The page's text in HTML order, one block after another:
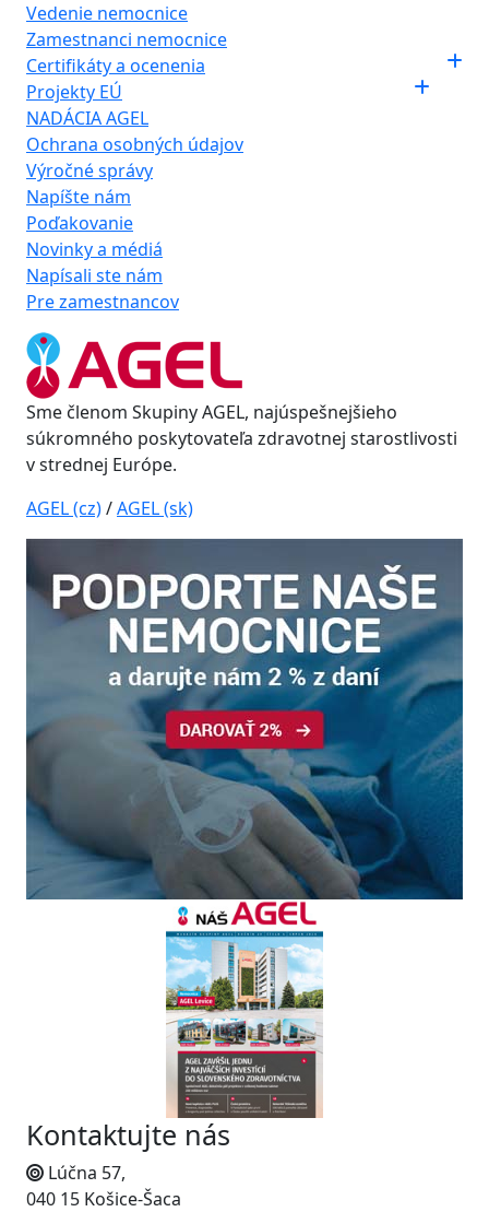
Vedenie nemocnice
Zamestnanci nemocnice
Certifikáty a ocenenia
Projekty EÚ
NADÁCIA AGEL
Ochrana osobných údajov
Výročné správy
Napíšte nám
Poďakovanie
Novinky a médiá
Napísali ste nám
Pre zamestnancov
Sme členom Skupiny AGEL, najúspešnejšieho
súkromného poskytovateľa zdravotnej starostlivosti
v strednej Európe.
AGEL (cz)/AGEL (sk)
Kontaktujte nás
Lúčna 57,
040 15 Košice-Šaca